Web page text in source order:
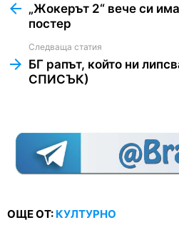
more „Жокерът 2“ вече си
постер
Следваща статия
БГ рапът, който ни
СПИСЪК)
ОЩЕ ОТ: КУЛТУРНО